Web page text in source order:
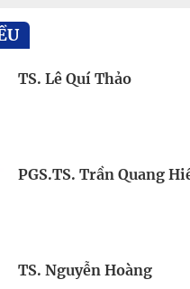
TS. Lê Quí Thảo
PGS.TS. Trần Quang
TS. Nguyễn Hoàng